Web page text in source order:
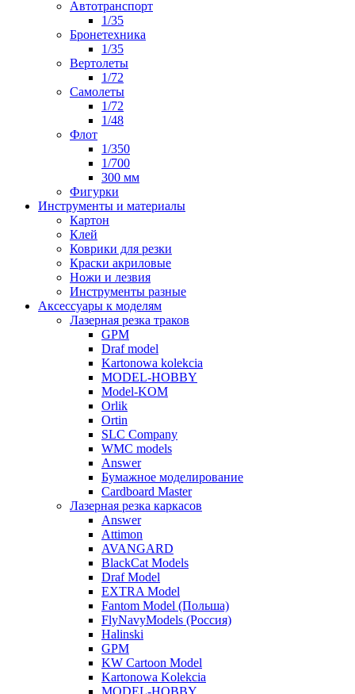
Автотранспорт
1/35
Бронетехника
1/35
Вертолеты
1/72
Самолеты
1/72
1/48
Флот
1/350
1/700
300 мм
Фигурки
Инструменты и материалы
Картон
Клей
Коврики для резки
Краски акриловые
Ножи и лезвия
Инструменты разные
Аксессуары к моделям
Лазерная резка траков
GPM
Draf model
Kartonowa kolekcia
MODEL-HOBBY
Model-KOM
Orlik
Ortin
SLC Company
WMC models
Answer
Бумажное моделирование
Cardboard Master
Лазерная резка каркасов
Answer
Attimon
AVANGARD
BlackCat Models
Draf Model
EXTRA Model
Fantom Model (Польша)
FlyNavyModels (Россия)
Halinski
GPM
KW Cartoon Model
Kartonowa Kolekcia
MODEL-HOBBY